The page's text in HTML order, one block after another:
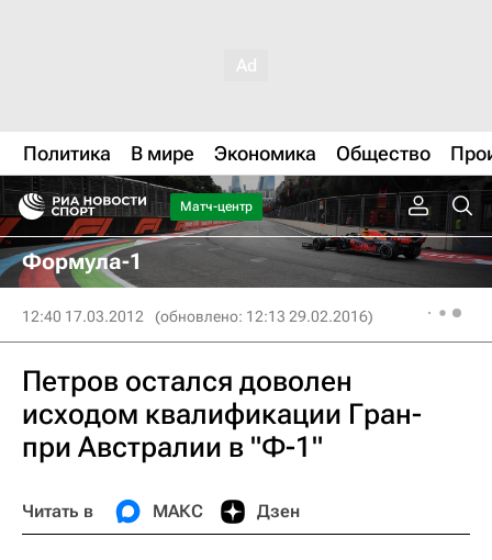
Политика В мире Экономика Общество
Матч-центр
Формула-1
12:40 17.03.2012 (обновлено: 12:13 29.02.2016)
Петров остался доволен
исходом квалификации Гран-
при Австралии в "Ф-1"
Читать в МАКС Дзен